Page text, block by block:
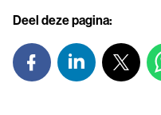
Deel deze pagina: